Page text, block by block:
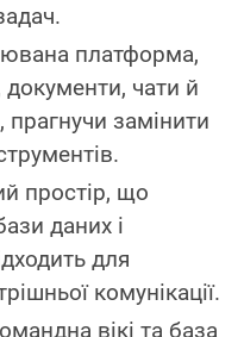
платформа,
документи, чати й
прагнучи замінити
простір, що
даних і
для
комунікації.
вікі та база